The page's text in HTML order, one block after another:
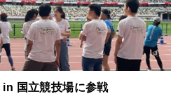
in 国立競技場に参戦